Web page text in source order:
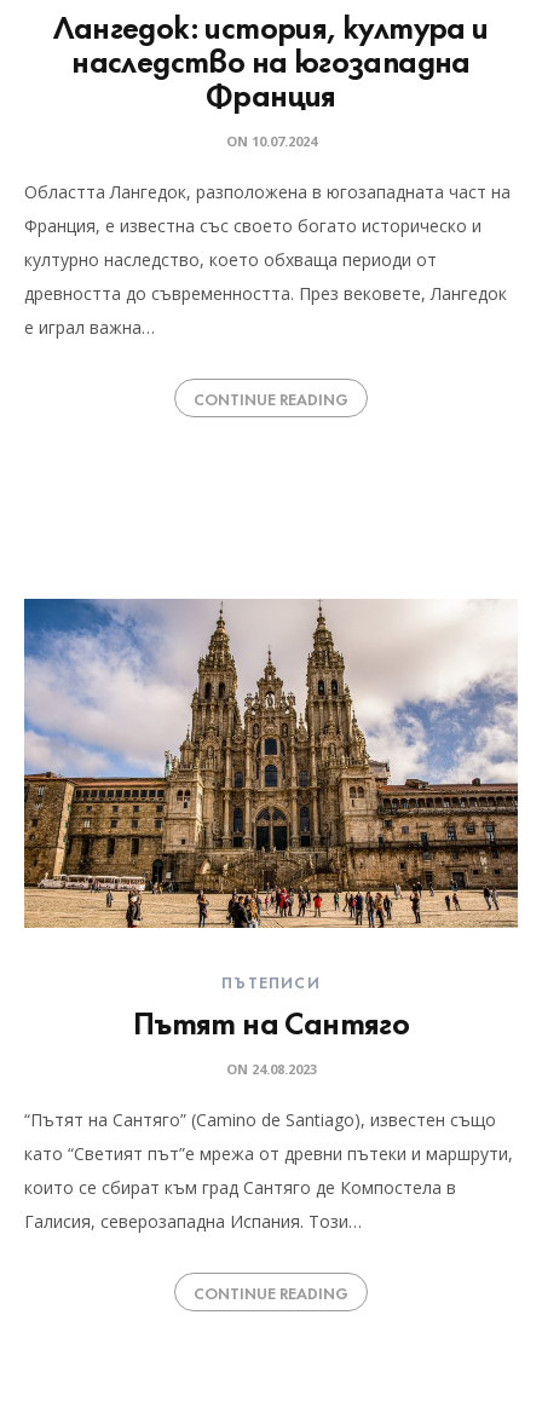
Лангедок: история, култура и
наследство на югозападна
Франция
ON 10.07.2024
Областта Лангедок, разположена в югозападната част на
Франция, е известна със своето богато историческо и
културно наследство, което обхваща периоди от
древността до съвременността. През вековете, Лангедок
е играл важна…
CONTINUE READING
ПЪТЕПИСИ
Пътят на Сантяго
ON 24.08.2023
“Пътят на Сантяго” (Camino de Santiago), известен също
като “Светият път”е мрежа от древни пътеки и маршрути,
които се сбират към град Сантяго де Компостела в
Галисия, северозападна Испания. Този…
CONTINUE READING